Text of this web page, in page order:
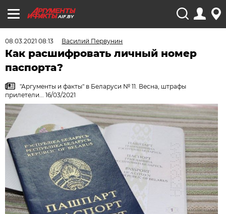
AIF.BY
08.03.2021 08:13 Василий Первунин
Как расшифровать личный номер
паспорта?
"Аргументы и факты" в Беларуси № 11. Весна, штрафы
прилетели... 16/03/2021